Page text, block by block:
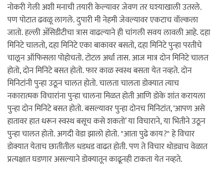
नोकरी गेली अशी मनाची तयारी केल्यावर जेवण तर घश्याखाली उतरले.
पण पोटात ढवळू लागले. दुपारी मी नेहमी जेवल्यावर एकटाच वॉल्कला
जातो. हल्ली अ‍ॅसिडीटीचा त्रास वाढल्याने ही चांगली सवय लावली आहे. दहा
मिनिटे चालतो, दहा मिनिटे एका बाकावर बसतो, दहा मिनिटे पुन्हा परतीचे
चालून ऑफिसला पोहोचतो. टोटल अर्धा तास. आज मात्र दोन मिनिटे चालत
होतो, दोन मिनिटे बसत होतो. फार काळ स्वस्थ बसता येत नव्हते. दोन
मिनिटांनी पुन्हा उठून चालत होतो. चालता चालता डोक्यात त्याच
नकारात्मक विचारांना पुन्हा चालना मिळत होती आणि डोके शांत करायला
पुन्हा दोन मिनिटे बसत होतो. बसल्यावर पुन्हा दोनच मिनिटांत, ‘आपण असे
हातावर हात धरून स्वस्थ बसूच कसे शकतो’ या विचाराने, या भितीने उठून
पुन्हा चालत होतो. अगदी वेडा झालो होतो. "आता पुढे काय?" हे विचार
डोक्यात येताच छातीतील धडधड वाढत होती. पण ते विचार थोड्याच वेळात
प्रत्यक्षात घडणार असल्याने डोक्यातून काढूनही टाकता येत नव्हते.